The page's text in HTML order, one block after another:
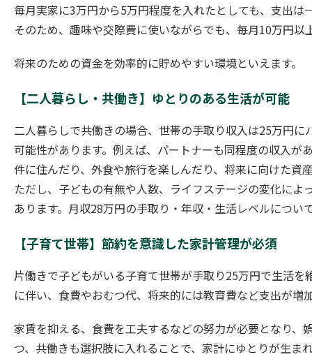
毎月実家に3万円から5万円程度を入れたとしても、支出は
そのため、趣味や交際費に使いながらでも、毎月10万円以
将来のための資金を効率的に貯めやすい環境といえます。
【二人暮らし・共働き】ゆとりのある生活が可能
二人暮らしで共働きの場合、世帯の手取り収入は25万円
可能性があります。例えば、パートナーも同程度の収入
件に住んだり、外食や旅行を楽しんだり、将来に向けた
ただし、子どもの有無や人数、ライフステージの変化に
あります。月収28万円の手取り・年収・生活レベルについ
【子育て世帯】節約を意識した家計管理が必須
片働きで子どもがいる子育て世帯が手取り25万円で生活
に伴い、食費やおむつ代、将来的には教育費など支出が増
家賃を抑える、食費を工夫するなどの努力が必要となり
つ、共働きも選択肢に入れることで、家計にゆとりが生ま